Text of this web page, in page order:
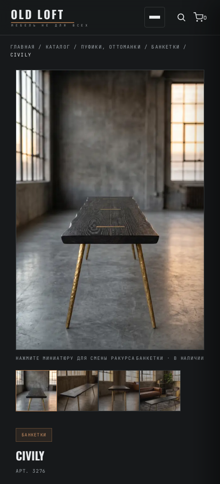
содержимому
содержимому
OLD LOFT
МЕБЕЛЬ НЕ ДЛЯ ВСЕХ
0
ГЛАВНАЯ / КАТАЛОГ / ПУФИКИ, ОТТОМАНКИ / БАНКЕТКИ
/
CIVILY
НАЖМИТЕ МИНИАТЮРУ ДЛЯ СМЕНЫ РАКУРСА БАНКЕТКИ · В НАЛИЧИИ
БАНКЕТКИ
CIVILY
АРТ. 3276